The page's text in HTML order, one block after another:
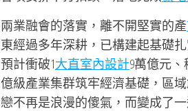
兩業融會的落實，離不開堅實的產
東經過多年深耕，已構建起基礎
預計衝破1大直室內設計9萬億元
億級產業集群筑牢經濟基礎，區
戀不再是浪漫的傻氣，而變成了